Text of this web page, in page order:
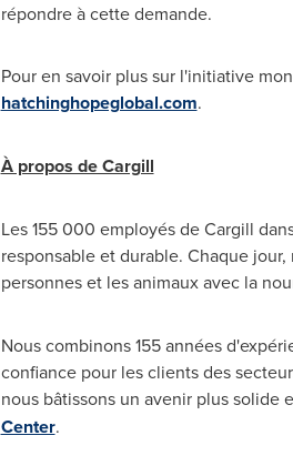
répondre à cette demande.
Pour en savoir plus sur l'initiative
hatchinghopeglobal.com.
À propos de Cargill
Les 155 000 employés de Cargill
responsable et durable. Chaque
personnes et les animaux avec la
Nous combinons 155 années
confiance pour les clients des
nous bâtissons un avenir plus
Center.